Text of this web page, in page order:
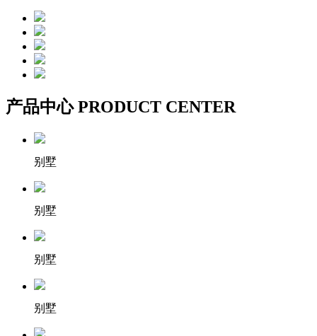
产品中心PRODUCT CENTER
别墅
别墅
别墅
别墅